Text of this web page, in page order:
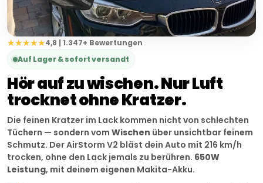
★★★★★4,8 | 1.347+ Bewertungen
Auf Lager & sofort versandt
Hör auf zu wischen. Nur Luft
trocknet ohne Kratzer.
Die feinen Kratzer im Lack kommen nicht von schlechten
Tüchern — sondern vom Wischen über unsichtbar feinem
Schmutz. Der AirStorm V2 bläst dein Auto mit 216 km/h
trocken, ohne den Lack jemals zu berühren. 650W
Leistung, mit deinem eigenen Makita-Akku.